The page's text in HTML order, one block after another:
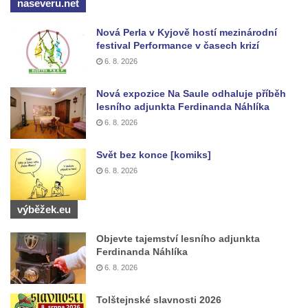
Socha Jana Valeria Jirsíka u Černé věže v
Českých Budějovicích
kostela svatého Mikuláše v Českých
Budějovicích
Socha svatého Jana Nepomuckého u
kostela svaté Rodiny v Českých
Budějovicích
Socha S tebou v parku na Senovážném
náměstí v Českých Budějovicích
Socha Tornádo v parku na Senovážném
náměstí v Českých Budějovicích
Sousoší Humanoidi na Lannově třídě v
naseveru.net
Nová Perla v Kyjově hostí mezinárodní
festival Performance v časech krizí
6. 8. 2026
Nová expozice Na Saule odhaluje příběh
lesního adjunkta Ferdinanda Náhlíka
6. 8. 2026
Svět bez konce [komiks]
6. 8. 2026
výběžek.eu
Objevte tajemství lesního adjunkta
Ferdinanda Náhlíka
6. 8. 2026
Tolštejnské slavnosti 2026